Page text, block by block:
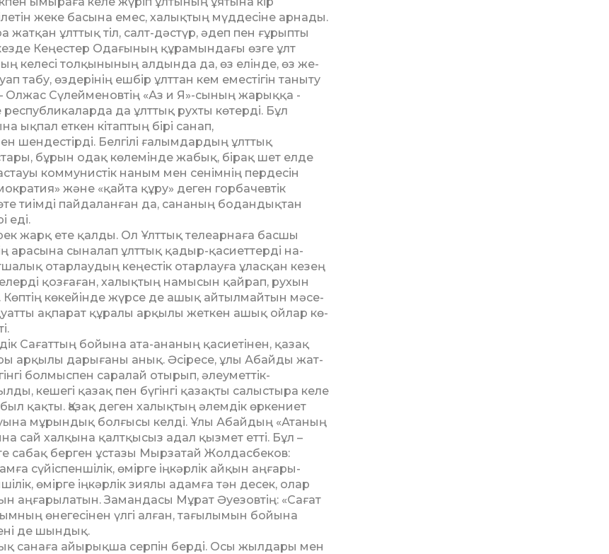
жеке басына емес, халықтың мүддесіне ар­нады.
ұлттық тіл, салт-дәстүр, әдеп пен ғұрып­ты
Кеңестер Одағының құрамындағы өзге ұлт
келесі толқынының алдында да, өз елінде, өз же­
табу, өздерінің ешбір ұлттан кем еместігін та­ныту
Олжас Сүлейменовтің «Аз и Я»-сының жарық­­қа
республикаларда да ұлттық рухты көтер­ді. Бұл
ықпал еткен кітаптың бірі санап,
шендес­тірді. Белгілі ғалымдардың ұлттық
бұрын одақ көлемінде жабық, бірақ шет елде
ком­мунистік наным мен сенімнің пердесін
және «қайта құру» деген горбачевтік
тиімді пай­даланған да, сананың бодандықтан
еді.
жарқ ете қалды. Ол Ұлттық телеарнаға бас­шы
ара­сына сыналап ұлттық қадыр-қасиеттерді на­
отарлаудың кеңестік отарлауға ұлас­қан­ ке­зең
қоз­ғаған, халықтың намысын қайрап, рухын
кө­кейінде жүрсе де ашық айтылмайтын мәсе­
ақ­парат құралы арқылы жеткен ашық ойлар кө­
Са­ғаттың бойына ата-ананың қасиетінен, қазақ
ар­қылы дарығаны анық. Әсіресе, ұлы Абайды жат­
болмыспен саралай отырып, әлеуметтік-
кешегі қазақ пен бүгінгі қазақты салыстыра келе
қақты. Қазақ деген халықтың әлемдік өркениет
мұрындық болғысы келді. Ұлы Абайдың «Атаның
сай халқына қалтқысыз адал қызмет етті. Бұл –
са­бақ берген ұстазы Мырзатай Жолдасбеков:
сүйіспеншілік, өмірге іңкәрлік айқын аңға­ры­
өмірге іңкәрлік зиялы адамға тән десек, олар
аң­ғарылатын. Замандасы Мұрат Әуезовтің: «Са­ғат
өнегесінен үлгі алған, тағылымын бойы­на
де шындық.
санаға айырықша серпін берді. Осы жыл­дары мен